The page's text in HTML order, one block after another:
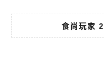
食尚玩家